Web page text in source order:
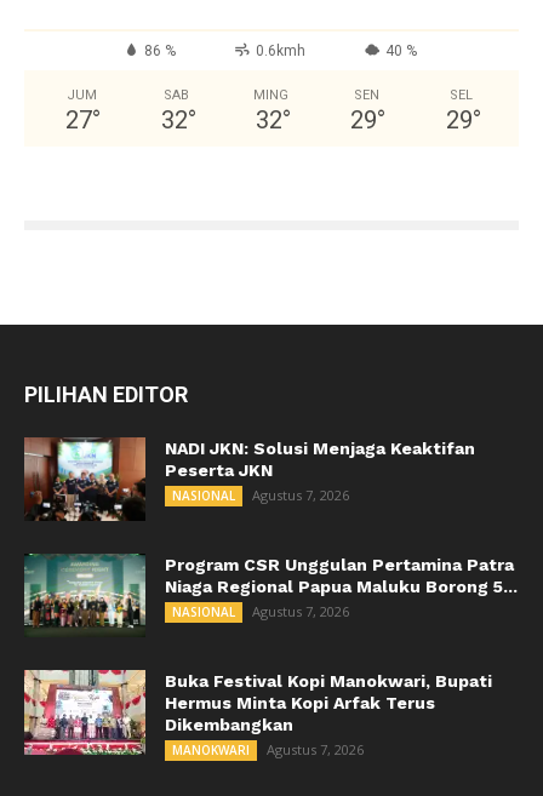
86 % 0.6kmh 40 %
JUM
27°
SAB
32°
MING
32°
SEN
29°
SEL
29°
PILIHAN EDITOR
NADI JKN: Solusi Menjaga Keaktifan
Peserta JKN
NASIONAL Agustus 7, 2026
Program CSR Unggulan Pertamina Patra
Niaga Regional Papua Maluku Borong 5...
NASIONAL Agustus 7, 2026
Buka Festival Kopi Manokwari, Bupati
Hermus Minta Kopi Arfak Terus
Dikembangkan
MANOKWARI Agustus 7, 2026